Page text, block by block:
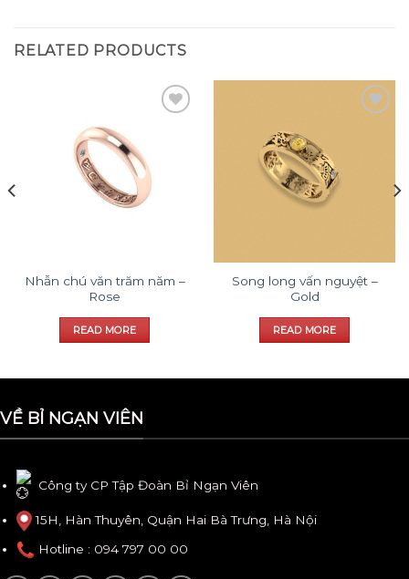
RELATED PRODUCTS
Nhẫn chú văn trăm năm –
Rose
READ MORE
Song long vấn nguyệt –
Gold
READ MORE
VỀ BỈ NGẠN VIÊN
Công ty CP Tập Đoàn Bỉ Ngạn Viên
15H, Hàn Thuyên, Quận Hai Bà Trưng, Hà Nội
Hotline : 094 797 00 00